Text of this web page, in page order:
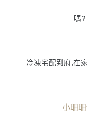
嗎?
冷凍宅配到府,在
小珊